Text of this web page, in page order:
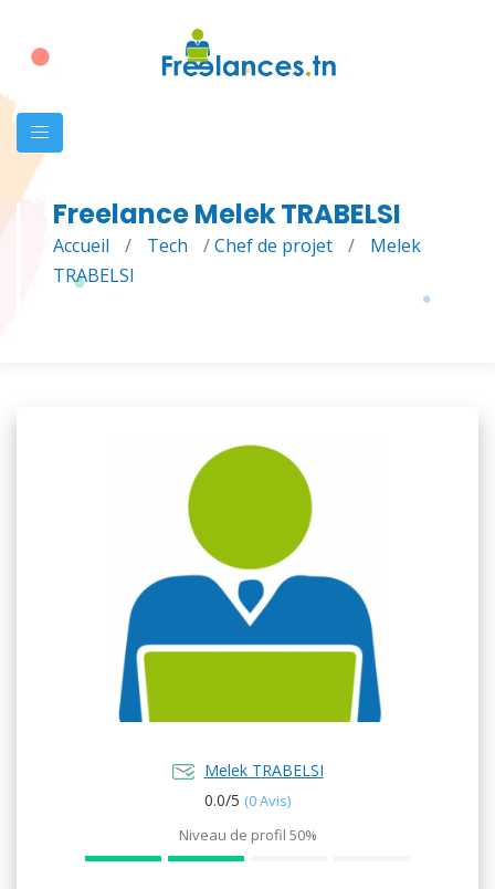
Freelance Melek TRABELSI
Accueil / Tech /Chef de projet /
Melek
TRABELSI
Melek TRABELSI
0.0/5 (0 Avis)
Niveau de profil 50%